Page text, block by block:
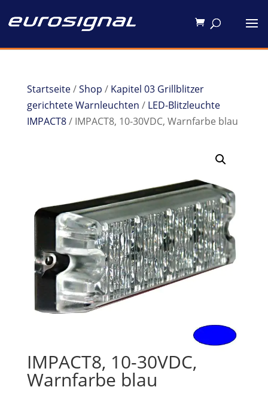
Startseite/Shop / Kapitel 03 Grillblitzer
gerichtete Warnleuchten / LED-Blitzleuchte
IMPACT8/ IMPACT8, 10-30VDC, Warnfarbe blau
IMPACT8, 10-30VDC,
Warnfarbe blau